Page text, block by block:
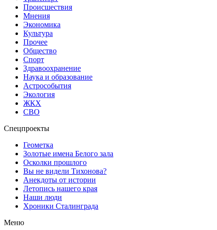
Происшествия
Мнения
Экономика
Культура
Прочее
Общество
Спорт
Здравоохранение
Наука и образование
Астрособытия
Экология
ЖКХ
СВО
Спецпроекты
Геометка
Золотые имена Белого зала
Осколки прошлого
Вы не видели Тихонова?
Анекдоты от истории
Летопись нашего края
Наши люди
Хроники Сталинграда
Меню